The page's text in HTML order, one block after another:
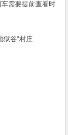
车需要提前查看时
狱谷”村庄